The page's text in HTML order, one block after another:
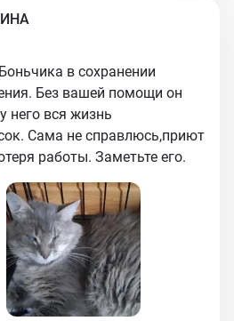
в сохранении
Без вашей помощи он
него вся жизнь
Сама не справлюсь,приют
работы. Заметьте его.